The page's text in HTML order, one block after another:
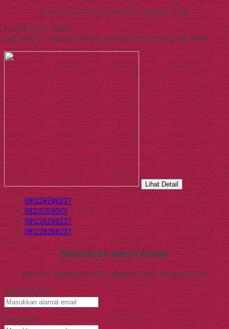
Buka jam 09.00 s/d jam 16.00 , Minggu tutup
Produk Quick Order
Pemesanan dapat langsung menghubungi kontak dibawah:
Lihat Detail
081228288237
082133590101
081228288237
081228288237
Masuk ke akun Anda
Selamat datang kembali, silahkan login ke akun Anda.
Alamat Email
Password